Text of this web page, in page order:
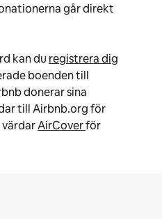
går direkt
kan du registrera dig
boenden till
donerar sina
till Airbnb.org för
värdarAirCoverför